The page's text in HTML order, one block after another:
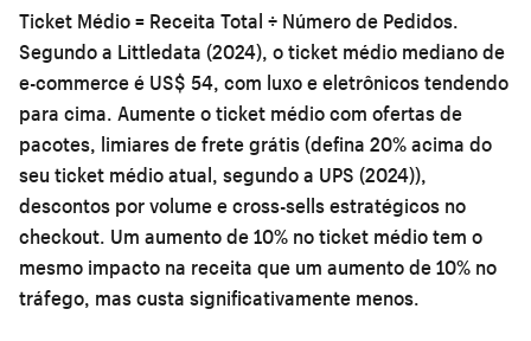
Ticket Médio = Receita Total ÷ Número de Pedidos.
Segundo a Littledata (2024), o ticket médio mediano de
e-commerce é US$ 54, com luxo e eletrônicos tendendo
para cima. Aumente o ticket médio com ofertas de
pacotes, limiares de frete grátis (defina 20% acima do
seu ticket médio atual, segundo a UPS (2024)),
descontos por volume e cross-sells estratégicos no
checkout. Um aumento de 10% no ticket médio tem o
mesmo impacto na receita que um aumento de 10% no
tráfego, mas custa significativamente menos.